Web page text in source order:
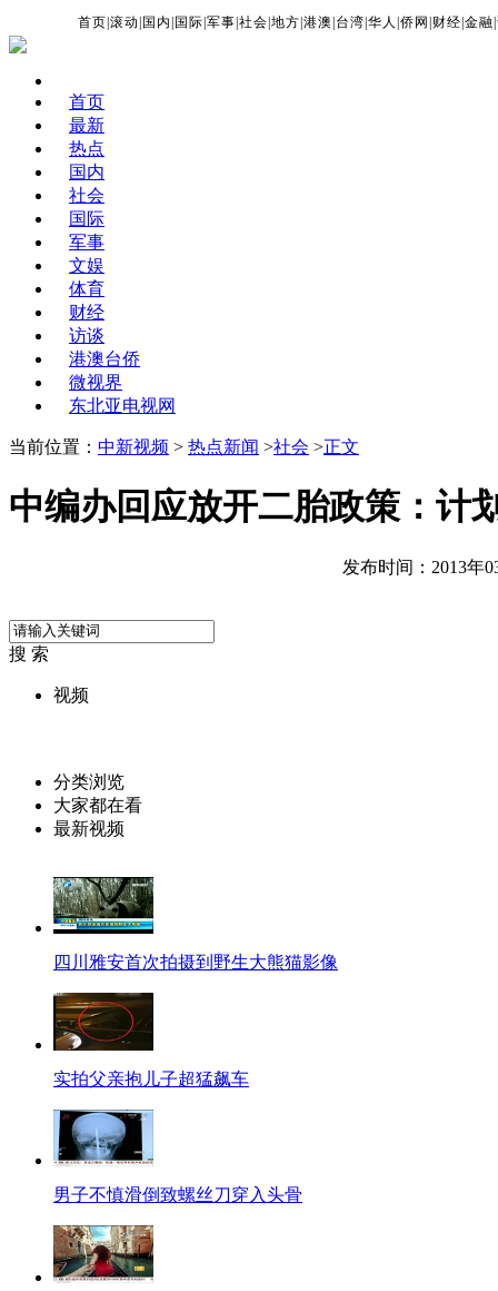
首页 |滚动 国内 国际 |军事 |社会 |地方 |港澳 台湾 |华人 |侨网 财经 |金融 |
首页
最新
热点
国内
社会
国际
军事
文娱
体育
财经
访谈
港澳台侨
微视界
东北亚电视网
当前位置： 中新视频 > 热点新闻 >社会 >正文
中编办回应放开二胎政策：计
发布时间：2013年
搜 索
视频
分类浏览
大家都在看
最新视频
四川雅安首次拍摄到野生大熊猫影像
实拍父亲抱儿子超猛飙车
男子不慎滑倒致螺丝刀穿入头骨